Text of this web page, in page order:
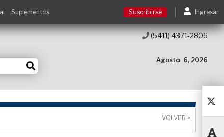
Suscribirse
Acceso a cursos
Suplementos Suscribirse Ingresar
Agosto 6, 2026
(5411) 4371-2806
VOLVER >